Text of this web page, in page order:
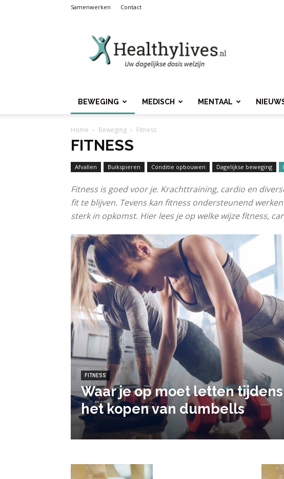
Samenwerken Contact
BEWEGING MEDISCH MENTAAL
Home Beweging Fitness
FITNESS
Afvallen Buikspieren Conditie opbouwen Dagelijkse beweging
Fitness is goed voor je. Krachttraining, cardio en
fit te blijven. Tevens kan fitness ondersteunend
sterk in opkomst. Hier lees je op welke wijze fitness,
FITNESS
Waar je op moet letten tijdens
het kopen van dumbells